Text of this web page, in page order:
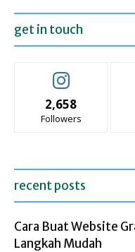
get in touch
2,658
Followers
recent posts
Cara Buat Website
Langkah Mudah